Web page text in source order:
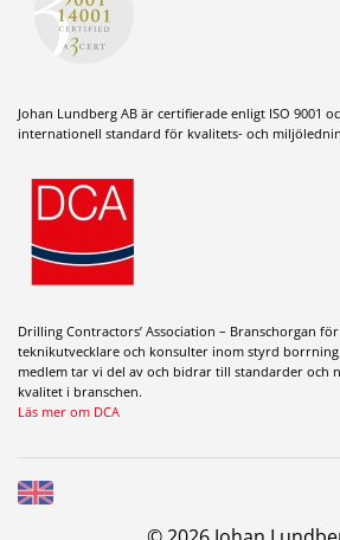
Johan Lundberg AB är certifierade enligt ISO 9001
internationell standard för kvalitets- och
Drilling Contractors’ Association – Branschorgan
teknikutvecklare och konsulter inom styrd
medlem tar vi del av och bidrar till standarder och
kvalitet i branschen.
Läs mer om DCA